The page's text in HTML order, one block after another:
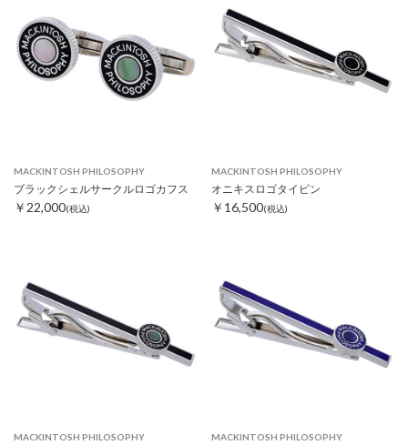
MACKINTOSH PHILOSOPHY
ブラックシェルサークルロゴカフス
￥22,000(税込)
MACKINTOSH PHILOSOPHY
オニキスロゴタイピン
￥16,500(税込)
MACKINTOSH PHILOSOPHY MACKINTOSH PHILOSOPHY